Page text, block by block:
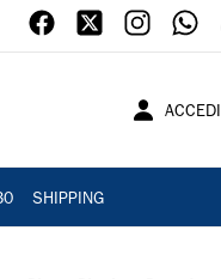
ACCEDI
SHIPPING